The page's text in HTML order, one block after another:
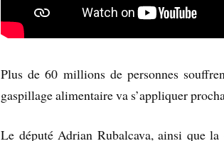
Plus de 60 millions de personnes
gaspillage alimentaire va s’appliquer
Le député Adrian Rubalcava, ainsi que